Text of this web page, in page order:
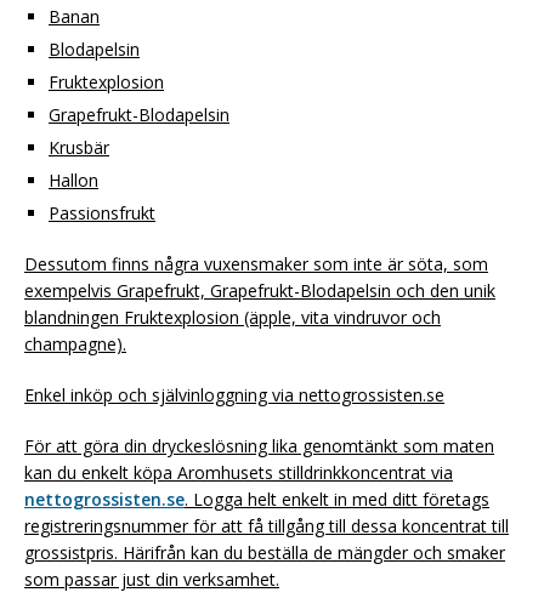
Banan
Blodapelsin
Fruktexplosion
Grapefrukt-Blodapelsin
Krusbär
Hallon
Passionsfrukt
Dessutom finns några vuxensmaker som inte är söta, som
exempelvis Grapefrukt, Grapefrukt-Blodapelsin och den unik
blandningen Fruktexplosion (äpple, vita vindruvor och
champagne).
Enkel inköp och självinloggning via nettogrossisten.se
För att göra din dryckeslösning lika genomtänkt som maten
kan du enkelt köpa Aromhusets stilldrinkkoncentrat via
nettogrossisten.se. Logga helt enkelt in med ditt företags
registreringsnummer för att få tillgång till dessa koncentrat till
grossistpris. Härifrån kan du beställa de mängder och smaker
som passar just din verksamhet.